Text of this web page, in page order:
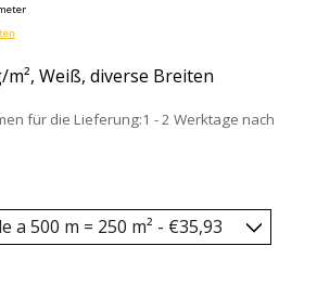
m², Weiß, diverse Breiten
für die Lieferung:1 - 2 Werktage nach